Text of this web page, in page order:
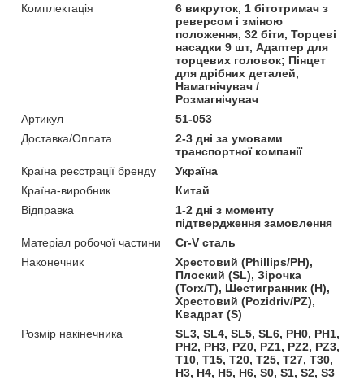
Комплектація
6 викруток, 1 бітотримач з
реверсом і зміною
положення, 32 біти, Торцеві
насадки 9 шт, Адаптер для
торцевих головок; Пінцет
для дрібних деталей,
Намагнічувач /
Розмагнічувач
Артикул
51-053
Доставка/Оплата
2-3 дні за умовами
транспортної компанії
Країна реєстрації бренду
Україна
Країна-виробник
Китай
Відправка
1-2 дні з моменту
підтвердження замовлення
Матеріал робочої частини
Cr-V сталь
Наконечник
Хрестовий (Phillips/PH),
Плоский (SL), Зірочка
(Torx/T), Шестигранник (H),
Хрестовий (Pozidriv/PZ),
Квадрат (S)
Розмір накінечника
SL3, SL4, SL5, SL6, PH0, PH1,
PH2, PH3, PZ0, PZ1, PZ2, PZ3,
T10, T15, T20, T25, T27, T30,
H3, H4, H5, H6, S0, S1, S2, S3